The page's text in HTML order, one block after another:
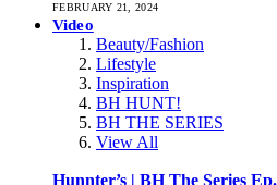
FEBRUARY 21, 2024
Video
Beauty/Fashion
Lifestyle
Inspiration
BH HUNT!
BH THE SERIES
View All
Hunnter’s | BH The Series